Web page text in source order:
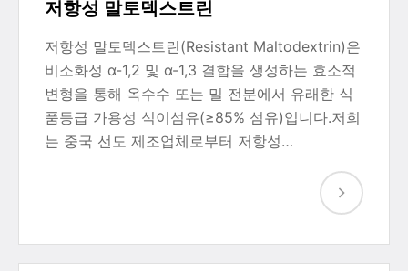
저항성 말토덱스트린
저항성 말토덱스트린(Resistant Maltodextrin)은
비소화성 α-1,2 및 α-1,3 결합을 생성하는 효소적
변형을 통해 옥수수 또는 밀 전분에서 유래한 식
품등급 가용성 식이섬유(≥85% 섬유)입니다.저희
는 중국 선도 제조업체로부터 저항성…